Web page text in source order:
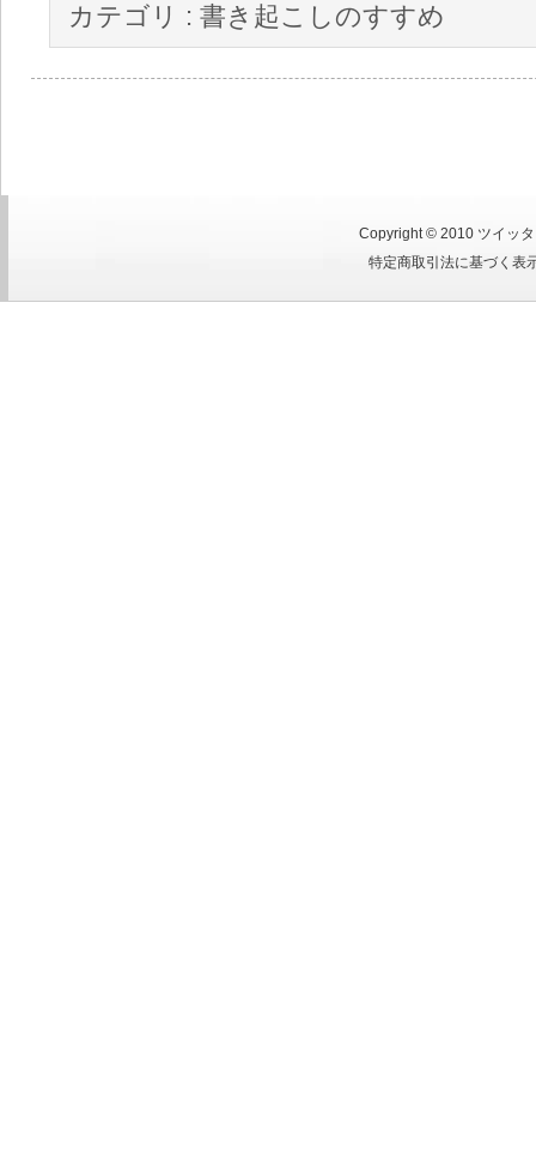
カテゴリ : 書き起こしのすすめ
Copyright © 2010 ツイッ
特定商取引法に基づく表